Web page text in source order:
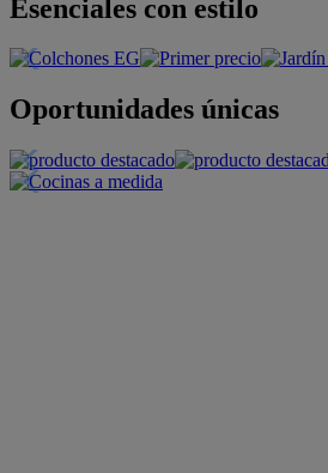
Esenciales con estilo
Oportunidades únicas